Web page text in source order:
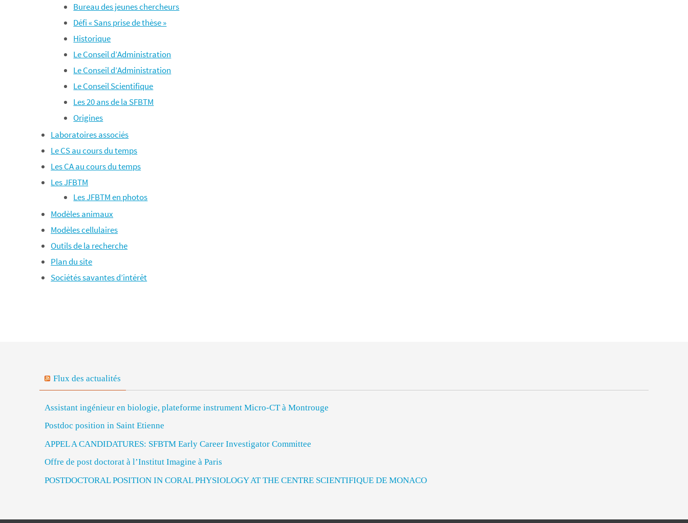
Bureau des jeunes chercheurs
Défi « Sans prise de thèse »
Historique
Le Conseil d’Administration
Le Conseil d’Administration
Le Conseil Scientifique
Les 20 ans de la SFBTM
Origines
Laboratoires associés
Le CS au cours du temps
Les CA au cours du temps
Les JFBTM
Les JFBTM en photos
Modèles animaux
Modèles cellulaires
Outils de la recherche
Plan du site
Sociétés savantes d’intérêt
Flux des actualités
Assistant ingénieur en biologie, plateforme instrument Micro-CT à Montrouge
Postdoc position in Saint Etienne
APPEL A CANDIDATURES: SFBTM Early Career Investigator Committee
Offre de post doctorat à l’Institut Imagine à Paris
POSTDOCTORAL POSITION IN CORAL PHYSIOLOGY AT THE CENTRE SCIENTIFIQUE DE MONACO